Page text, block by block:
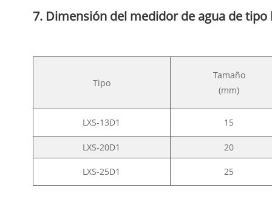
7. Dimensión del medidor de agua de
Tipo
Tamaño
(mm)
LXS-13D1 15
LXS-20D1 20
LXS-25D1 25